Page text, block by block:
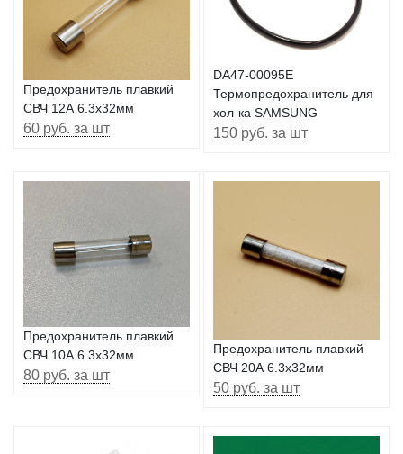
Предохранитель плавкий
СВЧ 12А 6.3х32мм
60 руб. за шт
DA47-00095E
Термопредохранитель для
хол-ка SAMSUNG
150 руб. за шт
Предохранитель плавкий
СВЧ 10А 6.3х32мм
80 руб. за шт
Предохранитель плавкий
СВЧ 20А 6.3х32мм
50 руб. за шт